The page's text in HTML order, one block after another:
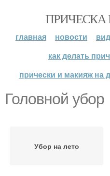
главная новости
как делать
прически и макияж на
Головной убор
Убор на лето